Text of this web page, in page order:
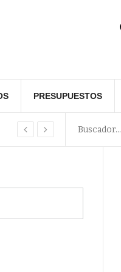
PRESUPUESTOS